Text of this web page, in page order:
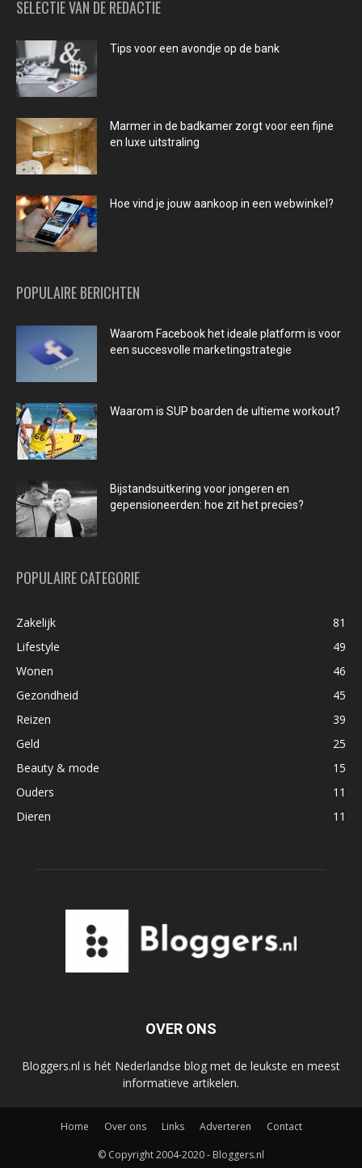
SELECTIE VAN DE REDACTIE
Tips voor een avondje op de bank
Marmer in de badkamer zorgt voor een fijne
en luxe uitstraling
Hoe vind je jouw aankoop in een webwinkel?
POPULAIRE BERICHTEN
Waarom Facebook het ideale platform is voor
een succesvolle marketingstrategie
Waarom is SUP boarden de ultieme workout?
Bijstandsuitkering voor jongeren en
gepensioneerden: hoe zit het precies?
POPULAIRE CATEGORIE
Zakelijk
81
Lifestyle
49
Wonen
46
Gezondheid
45
Reizen
39
Geld
25
Beauty & mode
15
Ouders
11
Dieren
11
OVER ONS
Bloggers.nl is hét Nederlandse blog met de leukste en meest
informatieve artikelen.
Home Over ons Links Adverteren Contact
© Copyright 2004-2020 - Bloggers.nl